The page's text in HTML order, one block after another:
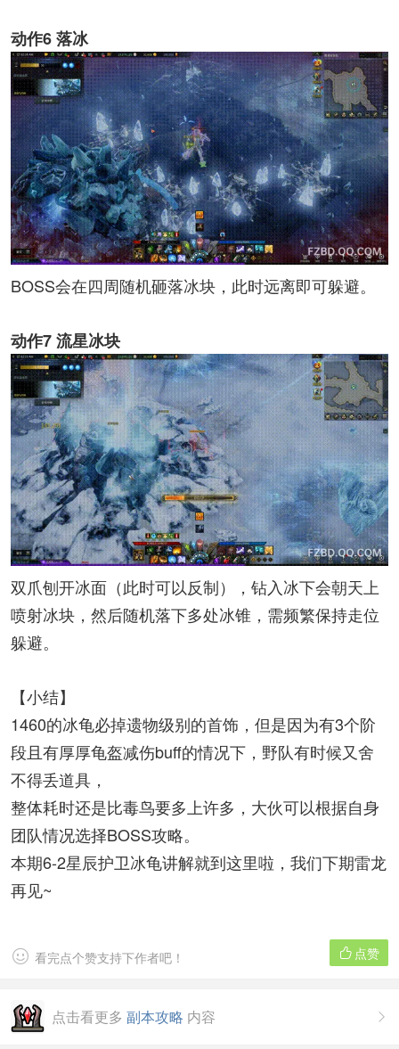
动作6 落冰
BOSS会在四周随机砸落冰块，此时远离即可躲避。
动作7 流星冰块
双爪刨开冰面（此时可以反制），钻入冰下会朝天上
喷射冰块，然后随机落下多处冰锥，需频繁保持走位
躲避。
【小结】
1460的冰龟必掉遗物级别的首饰，但是因为有3个阶
段且有厚厚龟盔减伤buff的情况下，野队有时候又舍
不得丢道具，
整体耗时还是比毒鸟要多上许多，大伙可以根据自身
团队情况选择BOSS攻略。
本期6-2星辰护卫冰龟讲解就到这里啦，我们下期雷龙
再见~
 点赞
 看完点个赞支持下作者吧！

点击看更多 副本攻略 内容